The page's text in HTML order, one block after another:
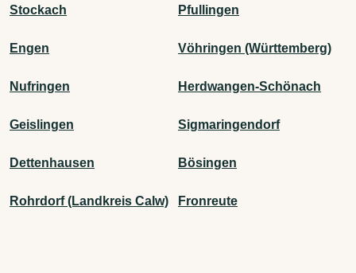
Stockach Pfullingen
Engen Vöhringen (Württemberg)
Nufringen Herdwangen-Schönach
Geislingen Sigmaringendorf
Dettenhausen Bösingen
Rohrdorf (Landkreis Calw) Fronreute